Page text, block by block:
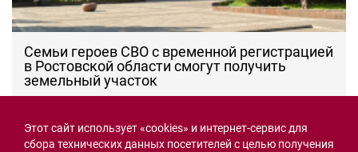
Семьи героев СВО с временной регистрацией
в Ростовской области смогут получить
земельный участок
Новости рубрики
Этот сайт использует «cookies» и интернет-сервис для
сбора технических данных посетителей с целью получения